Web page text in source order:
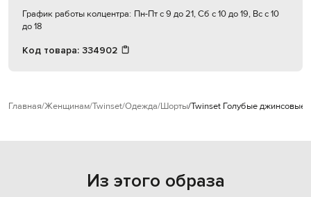
График работы колцентра: Пн-Пт с 9 до 21, Сб с 10 до 19, Вс с 10
до 18
Код товара: 334902
Главная Женщинам Twinset Одежда Шорты Twinset Голубые джинсовые
Из этого образа